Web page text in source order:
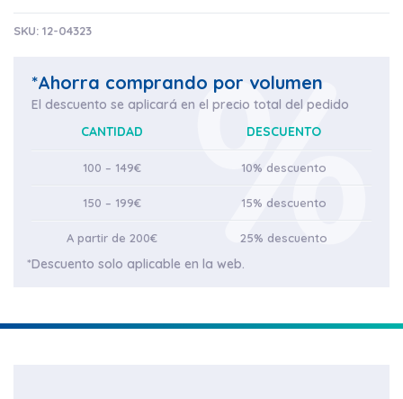
SKU: 12-04323
*Ahorra comprando por volumen
El descuento se aplicará en el precio total del pedido
CANTIDAD
DESCUENTO
100 – 149€ 10% descuento
150 – 199€ 15% descuento
A partir de 200€ 25% descuento
*Descuento solo aplicable en la web.